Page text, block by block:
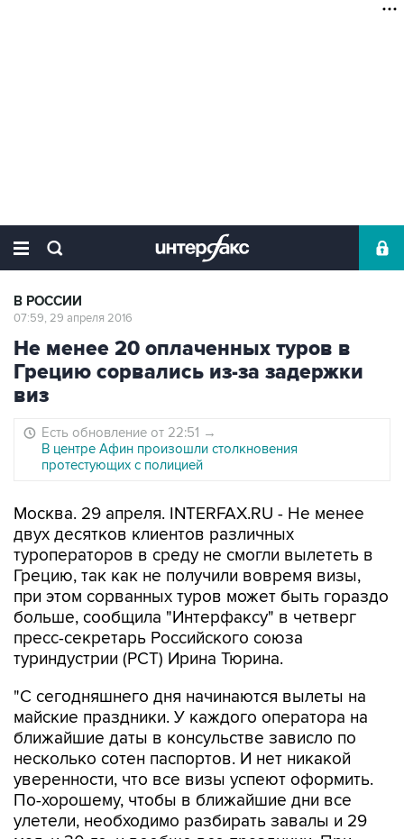
В РОССИИ
07:59, 29 апреля 2016
Не менее 20 оплаченных туров в
Грецию сорвались из-за задержки
виз
Есть обновление от 22:51 →
В центре Афин произошли столкновения
протестующих с полицией
Москва. 29 апреля. INTERFAX.RU - Не менее
двух десятков клиентов различных
туроператоров в среду не смогли вылететь в
Грецию, так как не получили вовремя визы,
при этом сорванных туров может быть гораздо
больше, сообщила "Интерфаксу" в четверг
пресс-секретарь Российского союза
туриндустрии (РСТ) Ирина Тюрина.
"С сегодняшнего дня начинаются вылеты на
майские праздники. У каждого оператора на
ближайшие даты в консульстве зависло по
несколько сотен паспортов. И нет никакой
уверенности, что все визы успеют оформить.
По-хорошему, чтобы в ближайшие дни все
улетели, необходимо разбирать завалы и 29